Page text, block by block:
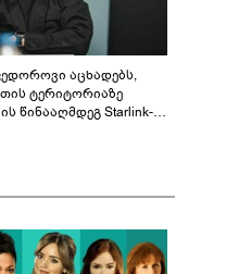
არასრულწლოვნებს?
აცხადებს,
ტერიტორიაზე
წინააღმდეგ Starlink-